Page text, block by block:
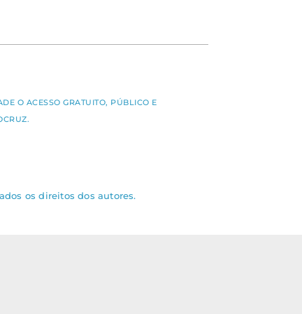
O ACESSO GRATUITO, PÚBLICO E
os direitos dos autores.